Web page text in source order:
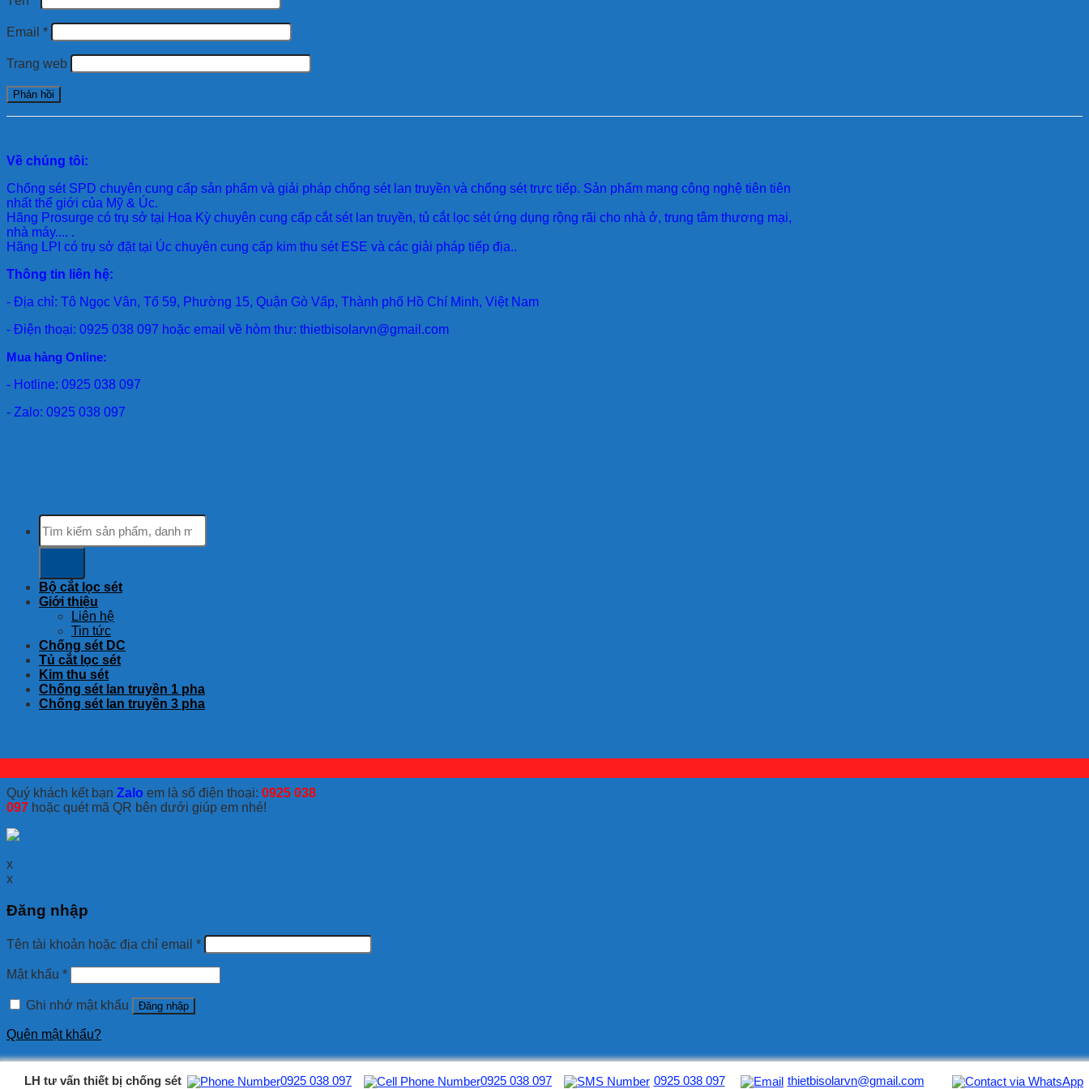
Email *
Trang web
Về chúng tôi:
Chống sét SPD chuyên cung cấp sản phẩm và giải pháp chống sét lan truyền và chống sét trực tiếp. Sản phẩm mang công nghệ tiên tiên
nhất thế giới của Mỹ & Úc.
Hãng Prosurge có trụ sở tại Hoa Kỳ chuyên cung cấp cắt sét lan truyền, tủ cắt lọc sét ứng dụng rộng rãi cho nhà ở, trung tâm thương mại,
nhà máy.... .
Hãng LPI có trụ sở đặt tại Úc chuyên cung cấp kim thu sét ESE và các giải pháp tiếp địa..
Thông tin liên hệ:
- Địa chỉ: Tô Ngọc Vân, Tổ 59, Phường 15, Quận Gò Vấp, Thành phố Hồ Chí Minh, Việt Nam
- Điện thoại: 0925 038 097 hoặc email về hòm thư: thietbisolarvn@gmail.com
Mua hàng Online:
- Hotline: 0925 038 097
- Zalo: 0925 038 097
Tìm
kiếm:
Bộ cắt lọc sét
Giới thiệu
Liên hệ
Tin tức
Chống sét DC
Tủ cắt lọc sét
Kim thu sét
Chống sét lan truyền 1 pha
Chống sét lan truyền 3 pha
Quý khách kết bạn Zalo em là số điện thoại: 0925 038
097 hoặc quét mã QR bên dưới giúp em nhé!
x
x
Đăng nhập
Tên tài khoản hoặc địa chỉ email *
Mật khẩu *
Ghi nhớ mật khẩu Đăng nhập
Quên mật khẩu?
LH tư vấn thiết bị chống sét 0925 038 097 0925 038 097 0925 038 097 thietbisolarvn@gmail.com